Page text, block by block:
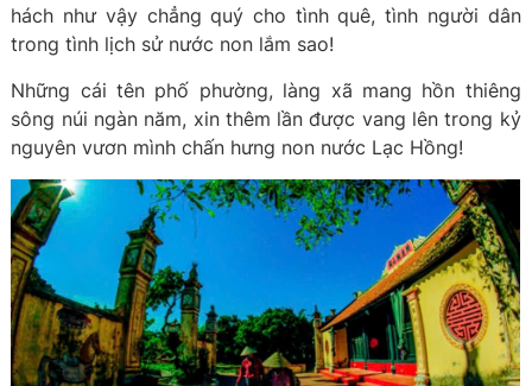
hách như vậy chẳng quý cho tình quê, tình người dân
trong tình lịch sử nước non lắm sao!
Những cái tên phố phường, làng xã mang hồn thiêng
sông núi ngàn năm, xin thêm lần được vang lên trong kỷ
nguyên vươn mình chấn hưng non nước Lạc Hồng!